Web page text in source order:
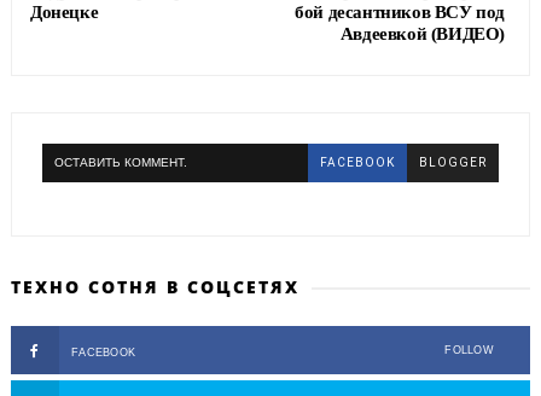
бой десантников ВСУ под
Авдеевкой (ВИДЕО)
Донецке
ОСТАВИТЬ КОММЕНТ. FACEBOOK BLOGGER
ТЕХНО СОТНЯ В СОЦСЕТЯХ
FACEBOOK FOLLOW